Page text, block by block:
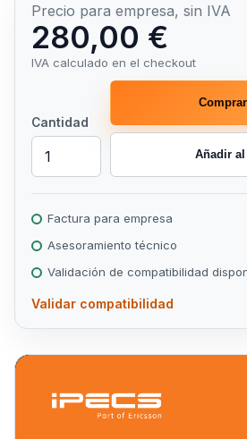
Precio para empresa, sin IVA
280,00 €
IVA calculado en el checkout
Cantidad
Añadir
Factura para empresa
Asesoramiento técnico
Validación de compatibilidad
Validar compatibilidad